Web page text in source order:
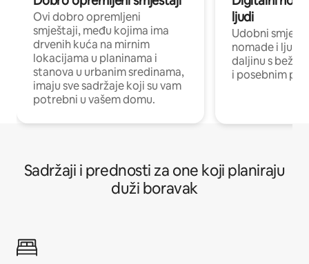
Ovi dobro opremljeni
smještaji, među kojima ima
drvenih kuća na mirnim
lokacijama u planinama i
stanova u urbanim sredinama,
imaju sve sadržaje koji su vam
potrebni u vašem domu.
ljudi
Udobni
nomade i ljude
daljinu s
i posebnim
Sadržaji i prednosti za one koji planiraju
duži boravak